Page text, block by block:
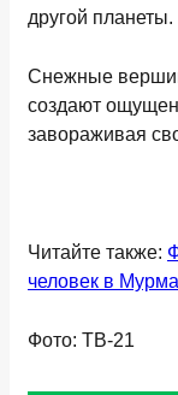
другой планеты.
Снежные
создают
завораживая
Читайте также:
человек в
Фото: ТВ-21